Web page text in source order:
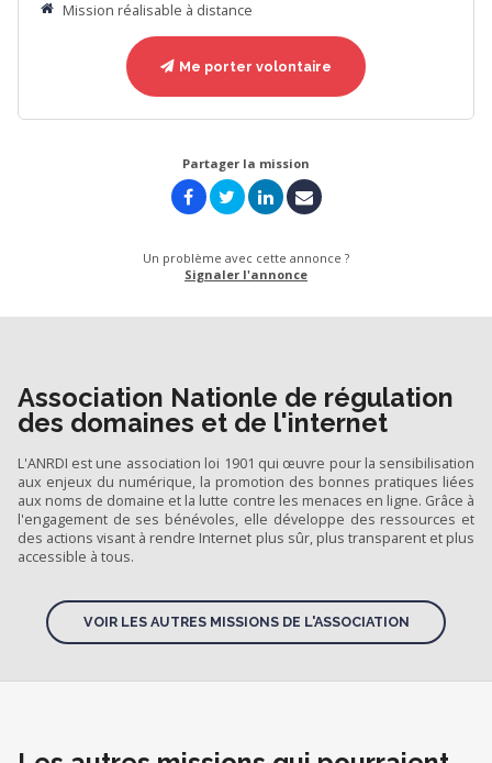
Mission réalisable à distance
Me porter volontaire
Partager la mission
Un problème avec cette annonce ?
Signaler l'annonce
Association Nationle de régulation
des domaines et de l'internet
L'ANRDI est une association loi 1901 qui œuvre pour la sensibilisation
aux enjeux du numérique, la promotion des bonnes pratiques liées
aux noms de domaine et la lutte contre les menaces en ligne. Grâce à
l'engagement de ses bénévoles, elle développe des ressources et
des actions visant à rendre Internet plus sûr, plus transparent et plus
accessible à tous.
VOIR LES AUTRES MISSIONS DE L'ASSOCIATION